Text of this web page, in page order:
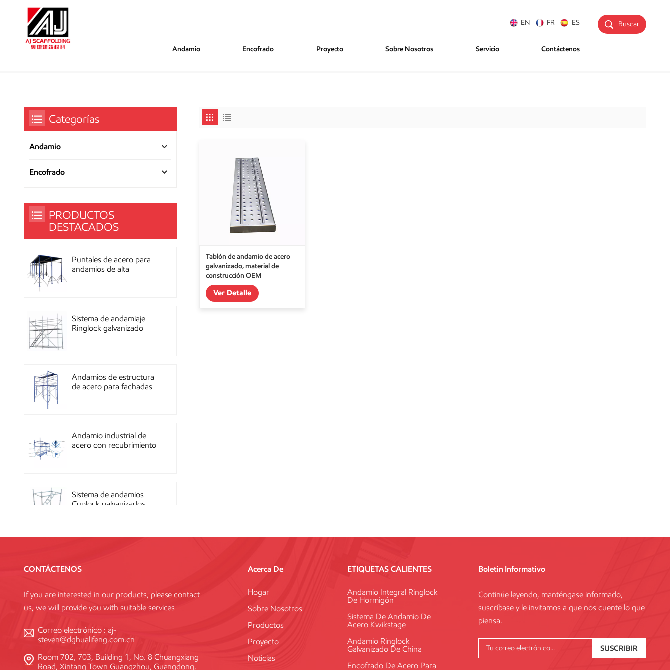
Buscar
EN FR ES
Andamio Encofrado Proyecto Sobre Nosotros Servicio Contáctenos
Tablón de andamio de acero
galvanizado, material de
construcción OEM
Ver Detalle
Categorías
Andamio
Encofrado
PRODUCTOS
DESTACADOS
Puntales de acero para
andamios de alta
Sistema de andamiaje
Ringlock galvanizado
Andamios de estructura
de acero para fachadas
Andamio industrial de
acero con recubrimiento
Sistema de andamios
Cuplock galvanizados
en polvo para la
Andamio Layher Ring
resistencia Q345
estándar
CONTÁCTENOS
If you are interested in our products, please contact
us, we will provide you with suitable services
Correo electrónico : aj-
steven@dghualifeng.com.cn
Room 702, 703, Building 1, No. 8 Chuangxiang
Road, Xintang Town Guangzhou, Guangdong,
Acerca De
Hogar
Sobre Nosotros
Productos
Proyecto
Noticias
ETIQUETAS CALIENTES
Andamio Integral Ringlock
De Hormigón
Sistema De Andamio De
Acero Kwikstage
Andamio Ringlock
Galvanizado De China
Encofrado De Acero Para
Boletin Informativo
Continúe leyendo, manténgase informado,
suscríbase y le invitamos a que nos cuente lo que
piensa.
SUSCRIBIR